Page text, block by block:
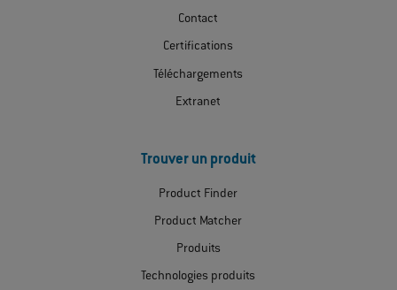
Contact
Certifications
Téléchargements
Extranet
Trouver un produit
Product Finder
Product Matcher
Produits
Technologies produits